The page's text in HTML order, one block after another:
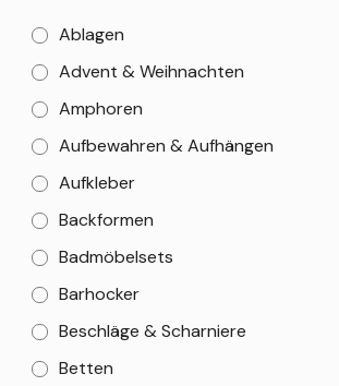
Ablagen
Advent & Weihnachten
Amphoren
Aufbewahren & Aufhängen
Aufkleber
Backformen
Badmöbelsets
Barhocker
Beschläge & Scharniere
Betten